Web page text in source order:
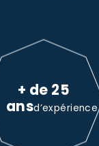
+ de 25
ansd’expérience